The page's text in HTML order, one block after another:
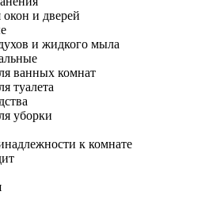
и дверей
и жидкого мыла
ванных комнат
туалета
уборки
к комнате